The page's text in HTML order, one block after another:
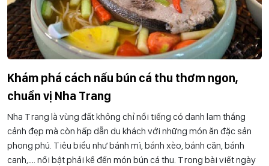
Khám phá cách nấu bún cá thu thơm ngon,
chuẩn vị Nha Trang
Nha Trang là vùng đất không chỉ nổi tiếng có danh lam thắng
cảnh đẹp mà còn hấp dẫn du khách với những món ăn đặc sản
phong phú. Tiêu biểu như bánh mì, bánh xèo, bánh căn, bánh
canh,…. nổi bật phải kể đến món bún cá thu. Trong bài viết ngày